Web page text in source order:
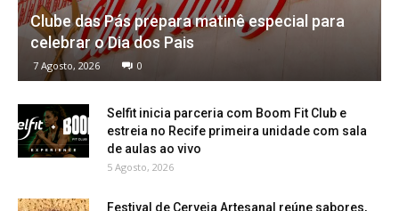
Clube das Pás prepara matinê especial para
celebrar o Dia dos Pais
7 Agosto, 2026 0
Selfit inicia parceria com Boom Fit Club e
estreia no Recife primeira unidade com sala
de aulas ao vivo
5 Agosto, 2026
Festival de Cerveja Artesanal reúne sabores,